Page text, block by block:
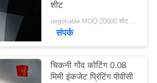
शीट
negotiable MOQ:20000 शीट या 2 टन
संपर्क
चिकनी गोंद कोटिंग 0.08
मिमी इंकजेट प्रिंटिंग पीवीसी